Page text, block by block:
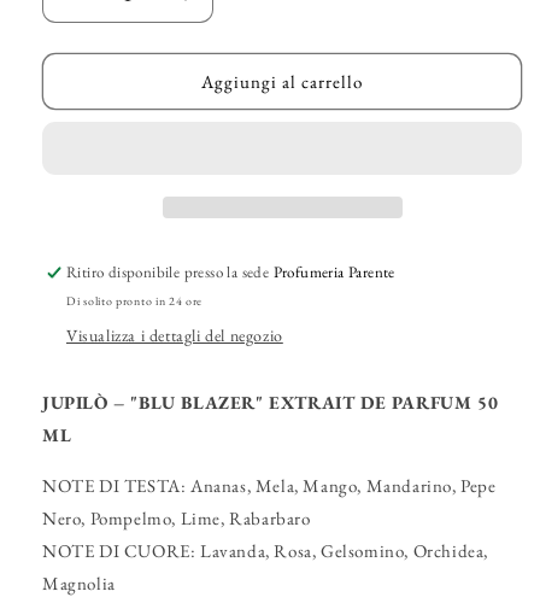
Diminuisci
quantità
per
–
Aumenta
quantità
per
JUPILÒ
–
Aggiungi al carrello
Ritiro disponibile presso la sede Profumeria Parente
Di solito pronto in 24 ore
Visualizza i dettagli del negozio
JUPILÒ – "BLU BLAZER" EXTRAIT DE PARFUM 50
ML
NOTE DI TESTA: Ananas, Mela, Mango, Mandarino, Pepe
Nero, Pompelmo, Lime, Rabarbaro
NOTE DI CUORE: Lavanda, Rosa, Gelsomino, Orchidea,
Magnolia